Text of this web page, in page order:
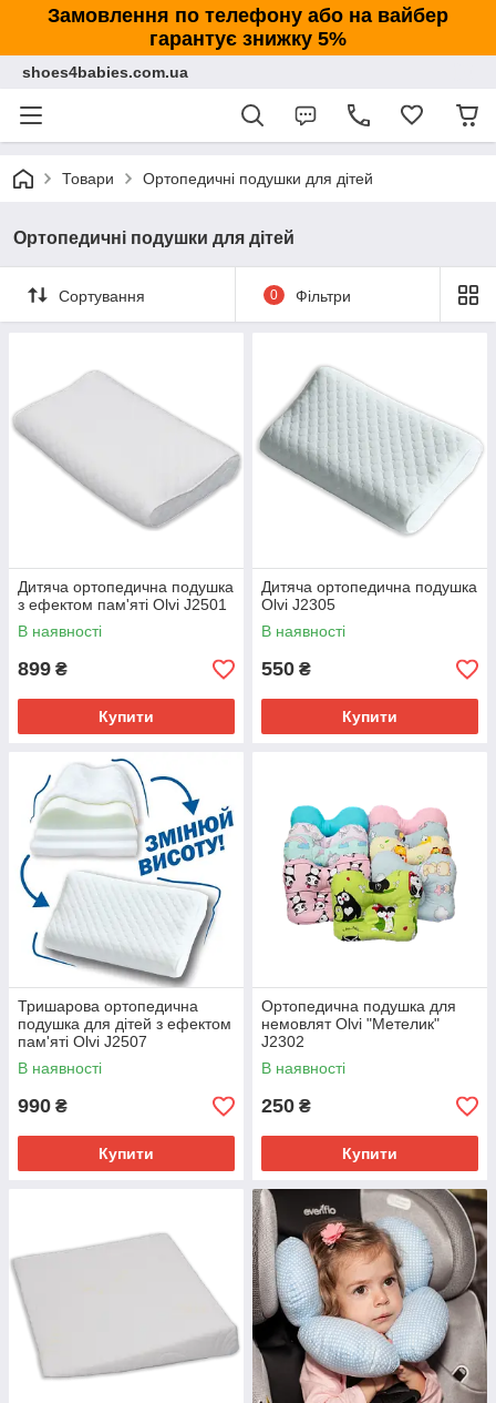
Замовлення по телефону або на вайбер
гарантує знижку 5%
shoes4babies.com.ua
Товари Ортопедичні подушки для дітей
Ортопедичні подушки для дітей
Сортування 0 Фільтри
Дитяча ортопедична подушка
з ефектом пам'яті Olvi J2501
В наявності
899 ₴
Купити
Дитяча ортопедична подушка
Olvi J2305
В наявності
550 ₴
Купити
Тришарова ортопедична
подушка для дітей з ефектом
пам'яті Olvi J2507
В наявності
990 ₴
Купити
Ортопедична подушка для
немовлят Olvi "Метелик"
J2302
В наявності
250 ₴
Купити